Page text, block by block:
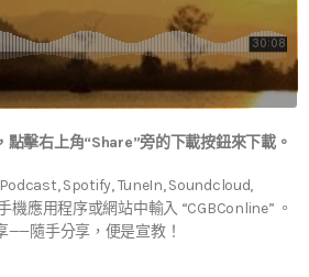
擊右上角“Share”旁的下載按鈕來下載。
Spotify, TuneIn, Soundcloud,
應用程序或網站中輸入 “CGBConline” 。
——隨手分享，便是宣教！